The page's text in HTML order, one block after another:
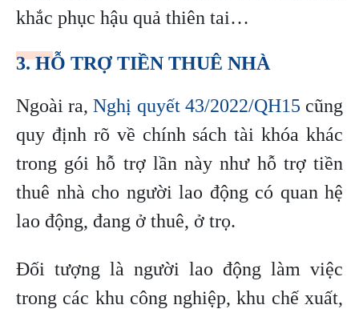
khắc phục hậu quả thiên tai…
3. HỖ TRỢ TIỀN THUÊ NHÀ
Ngoài ra,Nghị quyết 43/2022/QH15 cũng
quy định rõ về chính sách tài khóa khác
trong gói hỗ trợ lần này như hỗ trợ tiền
thuê nhà cho người lao động có quan hệ
lao động, đang ở thuê, ở trọ.
Đối tượng là người lao động làm việc
trong các khu công nghiệp, khu chế xuất,